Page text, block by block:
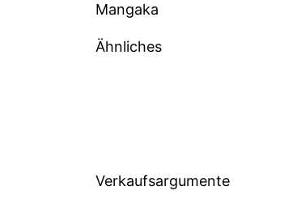
Mangaka
Ähnliches
Verkaufsargumente